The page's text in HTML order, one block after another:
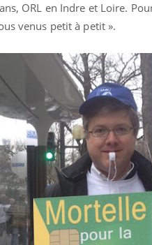
ORL en Indre et Loire.
venus petit à petit ».